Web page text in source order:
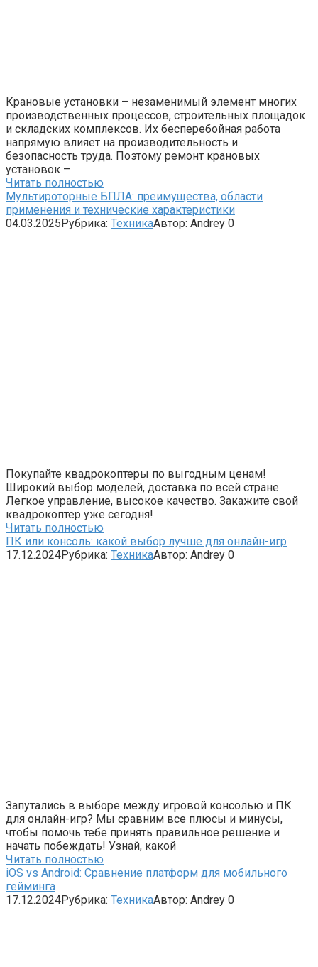
Крановые установки – незаменимый элемент многих
производственных процессов, строительных площадок
и складских комплексов. Их бесперебойная работа
напрямую влияет на производительность и
безопасность труда. Поэтому ремонт крановых
установок –
Читать полностью
Мультироторные БПЛА: преимущества, области
применения и технические характеристики
04.03.2025Рубрика: ТехникаАвтор: Andrey 0
Покупайте квадрокоптеры по выгодным ценам!
Широкий выбор моделей, доставка по всей стране.
Легкое управление, высокое качество. Закажите свой
квадрокоптер уже сегодня!
Читать полностью
ПК или консоль: какой выбор лучше для онлайн-игр
17.12.2024Рубрика: ТехникаАвтор: Andrey 0
Запутались в выборе между игровой консолью и ПК
для онлайн-игр? Мы сравним все плюсы и минусы,
чтобы помочь тебе принять правильное решение и
начать побеждать! Узнай, какой
Читать полностью
iOS vs Android: Сравнение платформ для мобильного
гейминга
17.12.2024Рубрика: ТехникаАвтор: Andrey 0